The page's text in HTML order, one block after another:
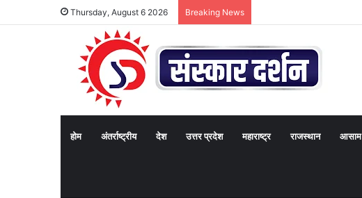
Thursday, August 6 2026 Breaking News
होम अंतर्राष्ट्रीय देश उत्तर प्रदेश महाराष्ट्र राजस्थान आसाम